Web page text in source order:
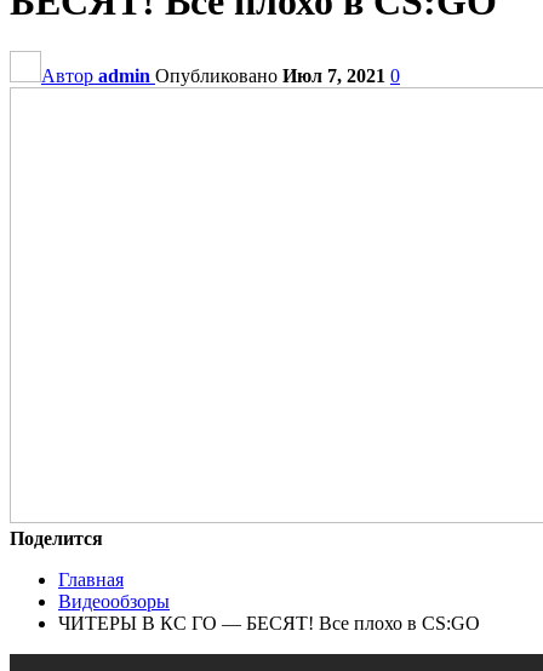
Автор admin Опубликовано Июл 7, 2021 0
Поделится
Главная
Видеообзоры
ЧИТЕРЫ В КС ГО — БЕСЯТ! Все плохо в CS:GO